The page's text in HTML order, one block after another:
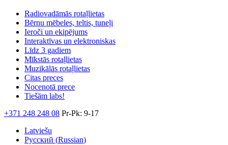
Radiovadāmās rotaļlietas
Bērnu mēbeles, teltis, tuneļi
Ieroči un ekipējums
Interaktīvas un elektroniskas
Līdz 3 gadiem
Mīkstās rotaļlietas
Muzikālās rotaļlietas
Citas preces
Nocenotā prece
Tiešām labs!
+371 248 248 08 Pr-Pk: 9-17
Latviešu
Русский (Russian)